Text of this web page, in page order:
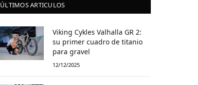
ÚLTIMOS ARTICULOS
Viking Cykles Valhalla GR 2:
su primer cuadro de titanio
para gravel
12/12/2025